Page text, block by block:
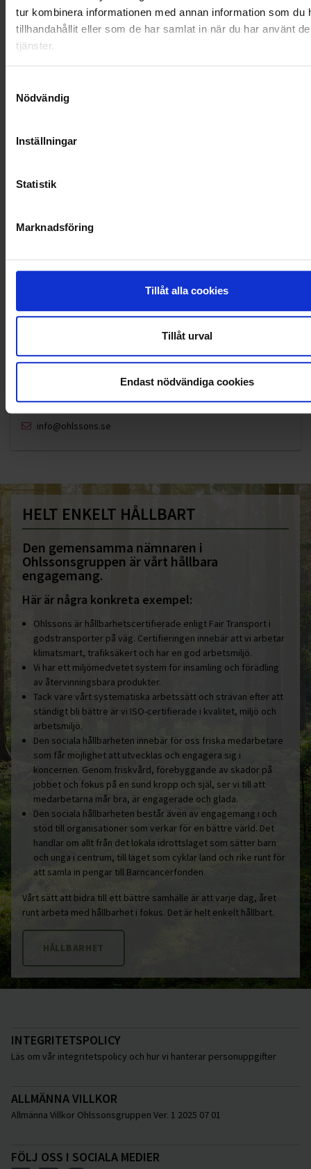
tur kombinera informationen med annan information som du
tillhandahållit eller som de har samlat in när du har använt
tjänster.
Nödvändig
Inställningar
Statistik
Marknadsföring
Tillåt alla cookies
Tillåt urval
Endast nödvändiga cookies
OHLSSONSKOLLEGOR
info@ohlssons.se
HELT ENKELT HÅLLBART
Den gemensamma nämnaren i
Ohlssonsgruppen är vårt hållbara
engagemang.
Här är några konkreta exempel:
Ohlssons är hållbarhetscertifierade enligt Fair Transport i
godstransporter på väg. Certifieringen innebär att vi arbetar
klimatsmart, trafiksäkert och har en god arbetsmiljö.
Vi har ett miljömedvetet system för insamling och förädling
av återvinningsbara produkter.
Tack vare vårt systematiska arbetssätt och strävan efter att
ständigt bli bättre är vi ISO-certifierade i kvalitet, miljö och
arbetsmiljö.
Den sociala hållbarheten innebär för oss friska medarbetare
som får möjlighet att utvecklas och engagera sig i
koncernen. Genom friskvård, förebyggande av skador på
jobbet och fokus på en sund kropp och själ, ser vi till att
medarbetarna mår bra, är engagerade och glada.
Den sociala hållbarheten består även av engagemang i och
stöd till organisationer som verkar för en bättre värld. Det
handlar om allt från det lokala idrottslaget som sätter barn
och unga i centrum, till laget som cyklar land och rike runt för
att samla in pengar till Barncancerfonden.
Vårt sätt att bidra till ett bättre samhälle är att varje dag, året
runt arbeta med hållbarhet i fokus. Det är helt enkelt hållbart.
HÅLLBARHET
INTEGRITETSPOLICY
Läs om vår integritetspolicy och hur vi hanterar personuppgifter
ALLMÄNNA VILLKOR
Allmänna Villkor Ohlssonsgruppen Ver. 1 2025 07 01
FÖLJ OSS I SOCIALA MEDIER